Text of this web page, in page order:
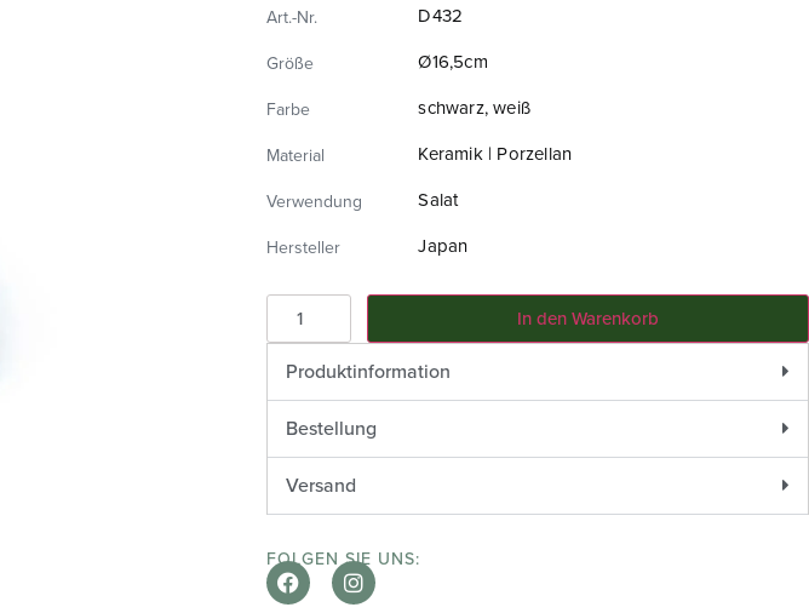
Art.-Nr. D432
Größe Ø16,5cm
Farbe schwarz, weiß
Material Keramik | Porzellan
Verwendung Salat
Hersteller Japan
In den Warenkorb
Produktinformation
Bestellung
Versand
FOLGEN SIE UNS: